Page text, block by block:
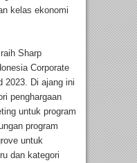
kelas ekonomi
Sharp
Corporate
2023. Di ajang ini
penghargaan
untuk program
program
untuk
dan kategori